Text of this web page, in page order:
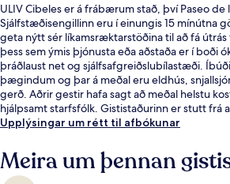
ULIV Cibeles er á frábærum stað, því Paseo de
Sjálfstæðisengillinn eru í einungis 15 mínútna
geta nýtt sér líkamsræktarstöðina til að fá
þess sem ýmis þjónusta eða aðstaða er í boði
þráðlaust net og sjálfsafgreiðslubílastæði.
þægindum og þar á meðal eru eldhús,
gerð. Aðrir gestir hafa sagt að meðal helstu
hjálpsamt starfsfólk. Gististaðurinn er stutt frá
Insurgentes lestarstöðin er í 6 mínútna
Upplýsingar um rétt til afbókunar
Meira um þennan